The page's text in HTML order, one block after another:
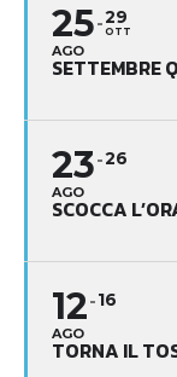
25
AGO
29
OTT
SETTEMBRE
23
AGO
26
SCOCCA
12
AGO
16
TORNA IL